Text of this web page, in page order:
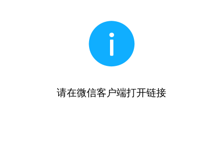
请在微信客户端打开链接